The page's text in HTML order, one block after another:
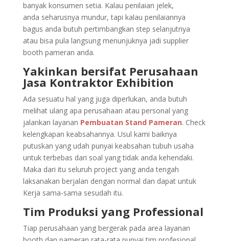
banyak konsumen setia. Kalau penilaian jelek,
anda seharusnya mundur, tapi kalau penilaiannya
bagus anda butuh pertimbangkan step selanjutnya
atau bisa pula langsung menunjuknya jadi supplier
booth pameran anda.
Yakinkan bersifat Perusahaan
Jasa Kontraktor Exhibition
Ada sesuatu hal yang juga diperlukan, anda butuh
melihat ulang apa perusahaan atau personal yang
jalankan layanan Pembuatan Stand Pameran. Check
kelengkapan keabsahannya. Usul kami baiknya
putuskan yang udah punyai keabsahan tubuh usaha
untuk terbebas dari soal yang tidak anda kehendaki.
Maka dari itu seluruh project yang anda tengah
laksanakan berjalan dengan normal dan dapat untuk
Kerja sama-sama sesudah itu.
Tim Produksi yang Professional
Tiap perusahaan yang bergerak pada area layanan